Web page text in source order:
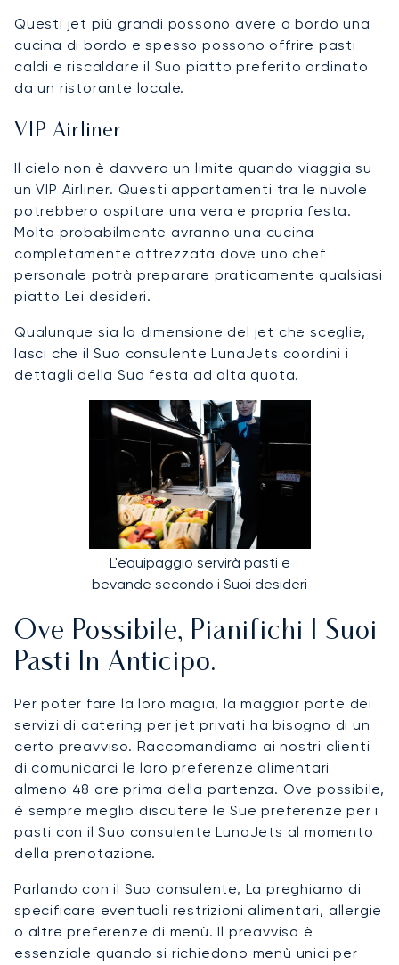
Questi jet più grandi possono avere a bordo una
cucina di bordo e spesso possono offrire pasti
caldi e riscaldare il Suo piatto preferito ordinato
da un ristorante locale.
VIP Airliner
Il cielo non è davvero un limite quando viaggia su
un VIP Airliner. Questi appartamenti tra le nuvole
potrebbero ospitare una vera e propria festa.
Molto probabilmente avranno una cucina
completamente attrezzata dove uno chef
personale potrà preparare praticamente qualsiasi
piatto Lei desideri.
Qualunque sia la dimensione del jet che sceglie,
lasci che il Suo consulente LunaJets coordini i
dettagli della Sua festa ad alta quota.
L'equipaggio servirà pasti e
bevande secondo i Suoi desideri
Ove Possibile, Pianifichi I Suoi
Pasti In Anticipo.
Per poter fare la loro magia, la maggior parte dei
servizi di catering per jet privati ha bisogno di un
certo preavviso. Raccomandiamo ai nostri clienti
di comunicarci le loro preferenze alimentari
almeno 48 ore prima della partenza. Ove possibile,
è sempre meglio discutere le Sue preferenze per i
pasti con il Suo consulente LunaJets al momento
della prenotazione.
Parlando con il Suo consulente, La preghiamo di
specificare eventuali restrizioni alimentari, allergie
o altre preferenze di menù. Il preavviso è
essenziale quando si richiedono menù unici per